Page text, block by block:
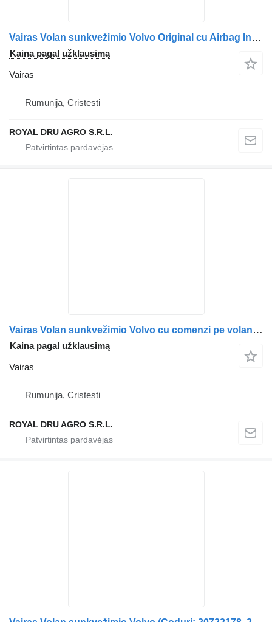
Vairas Volan sunkvežimio Volvo Original cu Airbag Integrat SRS
Kaina pagal užklausimą
Vairas
Rumunija, Cristesti
ROYAL DRU AGRO S.R.L.
Vairas Volan sunkvežimio Volvo cu comenzi pe volan și siglă centrală
Kaina pagal užklausimą
Vairas
Rumunija, Cristesti
ROYAL DRU AGRO S.R.L.